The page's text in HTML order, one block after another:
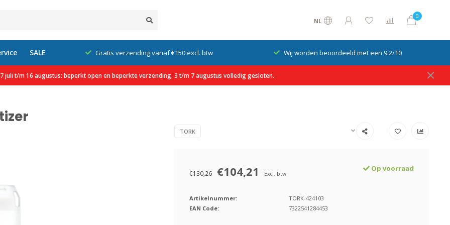
NL
0
SALE Gratis verzending vanaf €150 excl. btw Wij worden beoordeeld met een 9.2/10
juli t/m 16 augustus: beperkt open en beperkte verzending. 3 t/m 7 augustus volledig gesloten.
TORK
€130,26 €104,21 Excl. btw
Op voorraad
Artikelnummer:
TORK-424103
EAN Code:
7322541284453